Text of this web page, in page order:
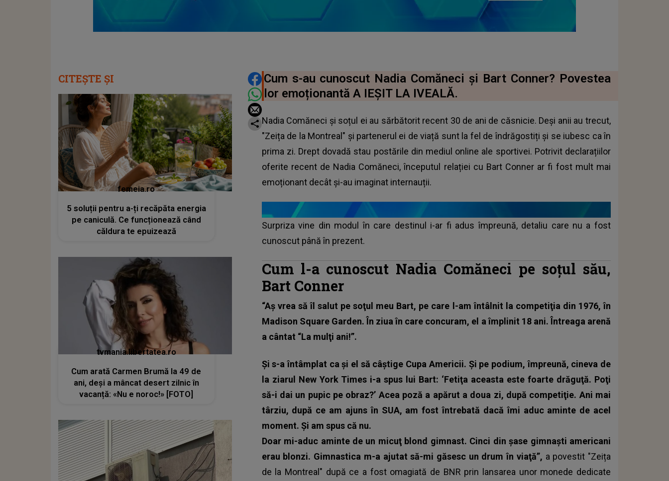
DISTRIBUIE ARTICOLUL
Cum s-au cunoscut Nadia Comăneci și Bart Conner? Povestea
lor emoționantă A IEȘIT LA IVEALĂ.
Nadia Comăneci și soțul ei au sărbătorit recent 30 de ani de căsnicie. Deși anii au trecut,
"Zeița de la Montreal" și partenerul ei de viață sunt la fel de îndrăgostiți și se iubesc ca în
prima zi. Drept dovadă stau postările din mediul online ale sportivei. Potrivit declarațiilor
oferite recent de Nadia Comăneci, începutul relației cu Bart Conner ar fi fost mult mai
emoționant decât și-au imaginat internauții.
Surpriza vine din modul în care destinul i-ar fi adus împreună, detaliu care nu a fost
cunoscut până în prezent.
Cum l-a cunoscut Nadia Comăneci pe soţul său,
Bart Conner
“Aş vrea să îl salut pe soţul meu Bart, pe care l-am întâlnit la competiţia din 1976, în
Madison Square Garden. În ziua în care concuram, el a împlinit 18 ani. Întreaga arenă
a cântat “La mulţi ani!”.
Şi s-a întâmplat ca şi el să câştige Cupa Americii. Şi pe podium, împreună, cineva de
la ziarul New York Times i-a spus lui Bart: ‘Fetiţa aceasta este foarte drăguţă. Poţi
să-i dai un pupic pe obraz?’ Acea poză a apărut a doua zi, după competiţie. Ani mai
târziu, după ce am ajuns în SUA, am fost întrebată dacă îmi aduc aminte de acel
moment. Şi am spus că nu.
Doar mi-aduc aminte de un micuţ blond gimnast. Cinci din şase gimnaşti americani
erau blonzi. Gimnastica m-a ajutat să-mi găsesc un drum în viaţă”, a povestit "Zeița
de la Montreal" după ce a fost omagiată de BNR prin lansarea unor monede dedicate
CITEȘTE ȘI
femeia.ro
5 soluții pentru a-ți recăpăta energia
pe caniculă. Ce funcționează când
căldura te epuizează
tvmania.libertatea.ro
Cum arată Carmen Brumă la 49 de
ani, deși a mâncat desert zilnic în
vacanță: «Nu e noroc!» [FOTO]